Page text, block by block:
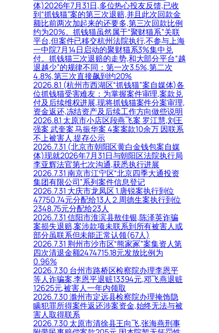
体)2026年7月31日,多位热心投友反馈,已收
到“抓钱猫”案的第三次退赔,并且此次回款金
额比前两次加起来的还要多,第三次回款比例
约为20%。抓钱猫虽然属于“聚财猫系”关联
平台,但案件已移交杭州法院执行,不参与上海
一中院7月14日启动的聚财猫系3%集中兑
付。抓钱猫三次退赔的走势,和大部分平台“越
退越少”的规律不同：第一次3.5%,第二次
4.8%,第三次直接飙到约20%
2026.8.1 (杭州市西湖区“抓钱猫”案自媒体)各
位抓钱猫受害难友：为掌握案件审理,案款兑
付及后续维权进展,现将抓钱猫案件分案审理,
资金返还,冻结资产及后续工作方向做些说明
2026.8.1 太原市小店区段燕飞案 罗江慧,刘王
强案 武奎案 马振华案 4案案款10余万 因联系
不上被害人,提存公示
2026.7.31 (北京市朝阳区黄白金钱包案自媒
体)现就2026年7月31日与朝阳区法院执行局
李亚辉法官第七次沟通,获悉执行进展
2026.7.31 南京市江宁区“北京四季大通投资
集团有限公司”系列案件信息登记
2026.7.31 大庆市龙凤区 1.唐锐案执行到位
47750.74元分配给13人 2.周德生案执行到位
2348.75元分配给23人
2026.7.31 信阳市淮滨县敖佳银,陈泽英诈骗
案损失退赔,案涉款项未联系到所有被害人或
部分虽联系但未能正常认领(67人)
2026.7.31 荆州市沙市区“熊家冢”案集资人第
四次清退金额2474715.18元发放比例为
0.96%
2026.7.30 台州市路桥区检察院办理李恩平
等人诈骗案,李恩平退赃13394元,邓飞燕退赃
12625元,被害人一年内领取
2026.7.30 滁州市定远县检察院办理掩饰隐
瞒犯罪所得案件返还涉案资金,始终无法与被
害人取得联系
2026.7.30 太原市清徐县王向飞,张海燕刑事